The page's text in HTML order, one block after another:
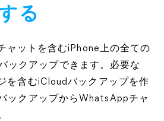
る
ャットを含むiPhone上の全ての
ックアップできます。必要な
を含むiCloudバックアップを作
ックアップからWhatsAppチャ